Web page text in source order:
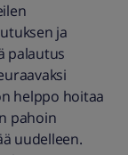
ja
palautus
helppo hoitaa
pahoin
uudelleen.